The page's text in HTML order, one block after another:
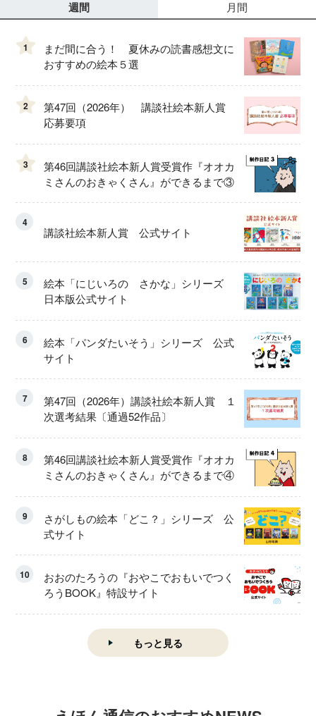
週間 月間
1
まだ間に合う！ 夏休みの読書感想文に
おすすめの絵本５選
2
第47回（2026年） 講談社絵本新人賞
応募要項
3
第46回講談社絵本新人賞受賞作『オオカ
ミさんのおきゃくさん』ができるまで③
4
講談社絵本新人賞 公式サイト
5
絵本「にじいろの さかな」シリーズ
日本版公式サイト
6
絵本「パンダたいそう」シリーズ 公式
サイト
7
第47回（2026年）講談社絵本新人賞 １
次選考結果〔通過52作品〕
8
第46回講談社絵本新人賞受賞作『オオカ
ミさんのおきゃくさん』ができるまで④
9
さがしもの絵本「どこ？」シリーズ 公
式サイト
10
おおのたろうの『おやこでおもいでつく
ろうBOOK』特設サイト
もっと見る